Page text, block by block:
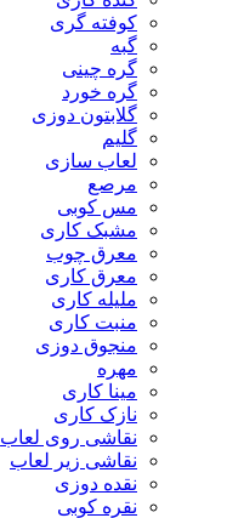
کوفته گری
گبه
گره چینی
گره خورد
گلابتون دوزی
گلیم
لعاب سازی
مرصع
مس کوبی
مشبک کاری
معرق چوب
معرق کاری
مليله کاری
منبت کاری
منجوق دوزی
مهره
مینا کاری
نازک کاری
نقاشی روی لعاب
نقاشی زیر لعاب
نقده دوزی
نقره کوبی